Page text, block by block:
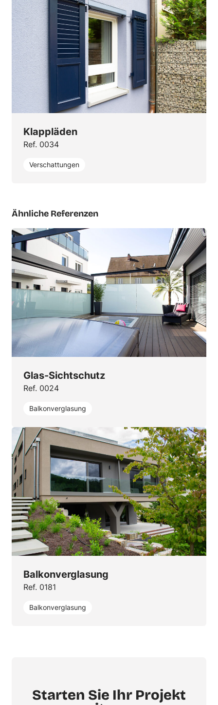
Klappläden
Ref. 0034
Verschattungen
Ähnliche Referenzen
Glas-Sichtschutz
Ref. 0024
Balkonverglasung
Balkonverglasung
Ref. 0181
Balkonverglasung
Starten Sie Ihr Projekt